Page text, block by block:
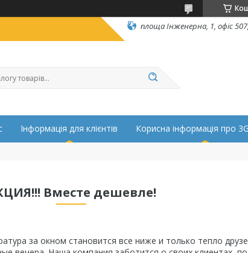
площа Інженерна, 1, офіс
Інформація для клієнтів Корисна інформація про
Вместе дешевле!
за окном становится все ниже и только тепло